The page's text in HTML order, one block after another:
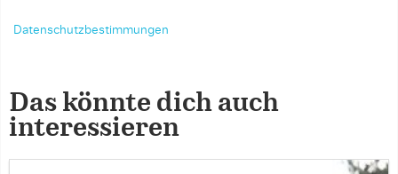
Datenschutzbestimmungen
Das könnte dich auch
interessieren